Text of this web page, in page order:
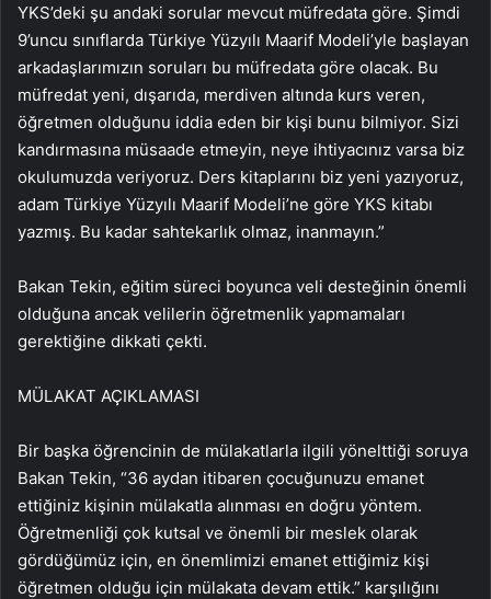
YKS’deki şu andaki sorular mevcut müfredata göre. Şimdi
9’uncu sınıflarda Türkiye Yüzyılı Maarif Modeli’yle başlayan
arkadaşlarımızın soruları bu müfredata göre olacak. Bu
müfredat yeni, dışarıda, merdiven altında kurs veren,
öğretmen olduğunu iddia eden bir kişi bunu bilmiyor. Sizi
kandırmasına müsaade etmeyin, neye ihtiyacınız varsa biz
okulumuzda veriyoruz. Ders kitaplarını biz yeni yazıyoruz,
adam Türkiye Yüzyılı Maarif Modeli’ne göre YKS kitabı
yazmış. Bu kadar sahtekarlık olmaz, inanmayın.”
Bakan Tekin, eğitim süreci boyunca veli desteğinin önemli
olduğuna ancak velilerin öğretmenlik yapmamaları
gerektiğine dikkati çekti.
MÜLAKAT AÇIKLAMASI
Bir başka öğrencinin de mülakatlarla ilgili yönelttiği soruya
Bakan Tekin, “36 aydan itibaren çocuğunuzu emanet
ettiğiniz kişinin mülakatla alınması en doğru yöntem.
Öğretmenliği çok kutsal ve önemli bir meslek olarak
gördüğümüz için, en önemlimizi emanet ettiğimiz kişi
öğretmen olduğu için mülakata devam ettik.” karşılığını